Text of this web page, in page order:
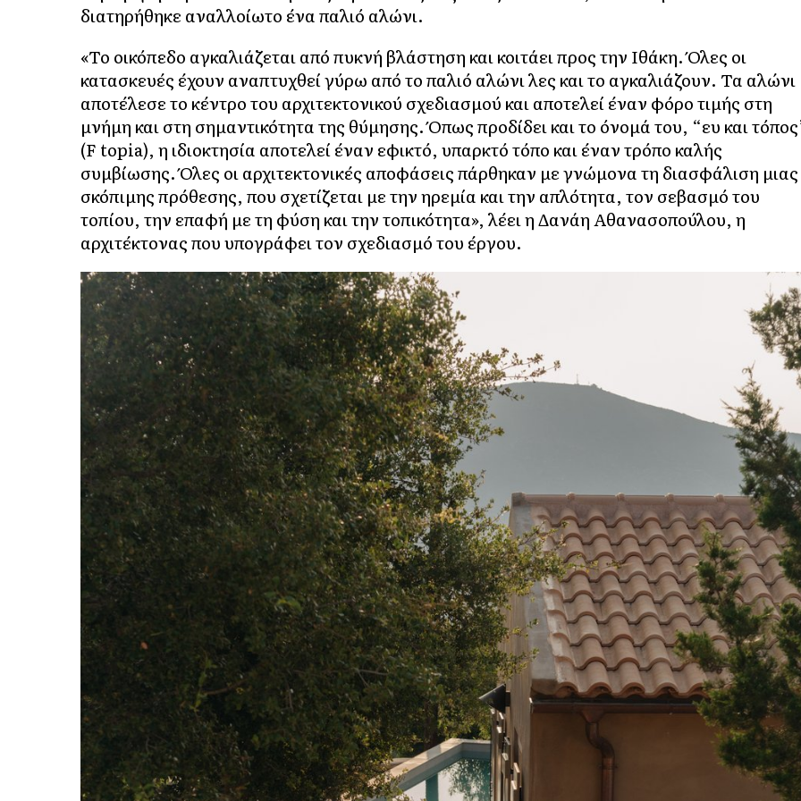
διατηρήθηκε αναλλοίωτο ένα παλιό αλώνι.
«Το οικόπεδο αγκαλιάζεται από πυκνή βλάστηση και κοιτάει προς την Ιθάκη. Όλες οι
κατασκευές έχουν αναπτυχθεί γύρω από το παλιό αλώνι λες και το αγκαλιάζουν. Τα αλώνι
αποτέλεσε το κέντρο του αρχιτεκτονικού σχεδιασμού και αποτελεί έναν φόρο τιμής στη
μνήμη και στη σημαντικότητα της θύμησης. Όπως προδίδει και το όνομά του, “ευ και
(F topia), η ιδιοκτησία αποτελεί έναν εφικτό, υπαρκτό τόπο και έναν τρόπο καλής
συμβίωσης. Όλες οι αρχιτεκτονικές αποφάσεις πάρθηκαν με γνώμονα τη διασφάλιση μιας
σκόπιμης πρόθεσης, που σχετίζεται με την ηρεμία και την απλότητα, τον σεβασμό του
τοπίου, την επαφή με τη φύση και την τοπικότητα», λέει η Δανάη Αθανασοπούλου, η
αρχιτέκτονας που υπογράφει τον σχεδιασμό του έργου.